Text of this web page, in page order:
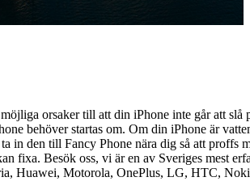
orsaker till att din iPhone inte går att
behöver startas om. Om din iPhone är
in den till Fancy Phone nära dig så att proffs
fixa. Besök oss, vi är en av Sveriges mest
Huawei, Motorola, OnePlus, LG, HTC,